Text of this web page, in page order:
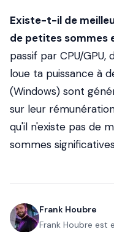
Existe-t-il de
de petites sommes
passif par CPU/
loue ta puissance à
(Windows) sont
sur leur
qu'il n'existe pas de
sommes
Frank Houbre
Frank Houbre est